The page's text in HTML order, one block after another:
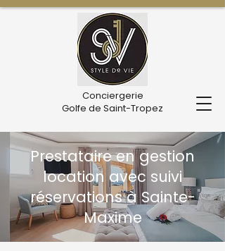
Conciergerie
Golfe de Saint-Tropez
Prestataire en gestion
location avec suivi
réservations à Sainte-
Maxime